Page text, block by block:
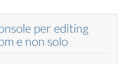
per editing
e non solo